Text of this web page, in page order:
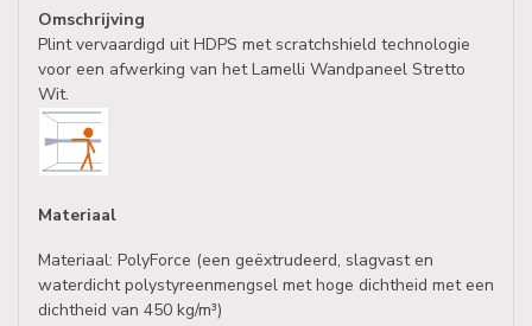
Omschrijving
Plint vervaardigd uit HDPS met scratchshield technologie
voor een afwerking van het Lamelli Wandpaneel Stretto
Wit.
Materiaal
Materiaal: PolyForce (een geëxtrudeerd, slagvast en
waterdicht polystyreenmengsel met hoge dichtheid met een
dichtheid van 450 kg/m³)